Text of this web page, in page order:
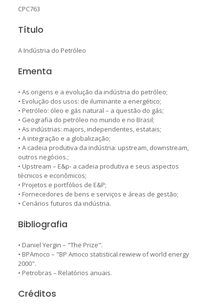
CPC763
Título
A Indústria do Petróleo
Ementa
• As origens e a evolução da indústria do petróleo;
• Evolução dos usos: de iluminante a energético;
• Petróleo: óleo e gás natural – a questão do gás;
• Geografia do petróleo no mundo e no Brasil;
• As indústrias: majors, independentes, estatais;
• A integração e a globalização;
• A cadeia produtiva da indústria: upstream, downstream,
outros negócios.;
• Upstream – E&p- a cadeia produtiva e seus aspectos
técnicos e econômicos;
• Projetos e portfólios de E&P;
• Fornecedores de bens e serviços e áreas de gestão;
• Cenários futuros da indústria.
Bibliografia
• Daniel Yergin – "The Prize".
• BPAmoco – "BP Amoco statistical rewiew of world energy
2000".
• Petrobras – Relatórios anuais.
Créditos